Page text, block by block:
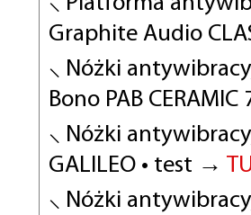
Graphite Audio
⸜ Nóżki
Bono PAB
⸜ Nóżki
GALILEO • test →
⸜ Nóżki